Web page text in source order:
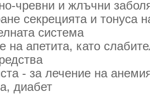
чревни и жлъчни
секрецията и тонуса
система
на апетита, като
- за лечение на
диабет